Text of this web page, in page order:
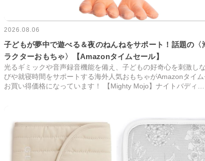
2026.08.06
子どもが夢中で遊べる＆夜のねんねをサポート！話題の〈
ラクターおもちゃ〉【Amazonタイムセール】
光るギミックや音声録音機能を備え、子どもの好奇心を刺激し
びや就寝時間をサポートする海外人気おもちゃがAmazonタイ
お買い得価格になっています！ 【Mighty Mojo】ナイトバディ…